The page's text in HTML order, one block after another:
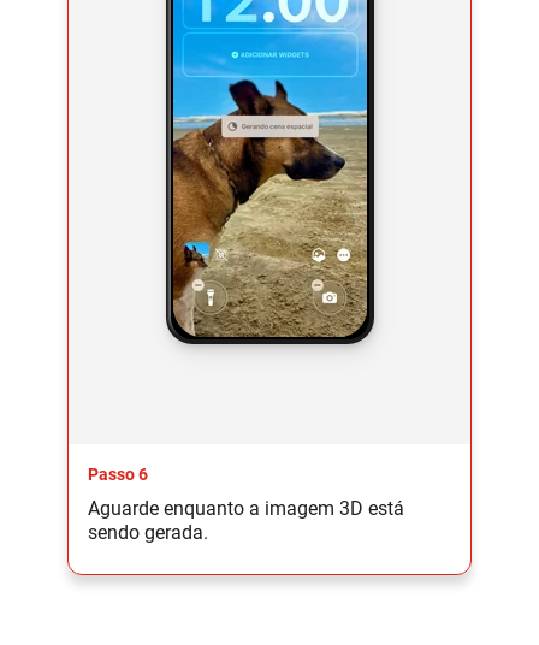
Passo 6
Aguarde enquanto a imagem 3D está
sendo gerada.